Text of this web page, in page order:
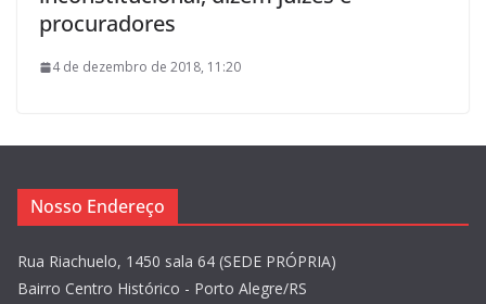
procuradores
4 de dezembro de 2018, 11:20
Nosso Endereço
Rua Riachuelo, 1450 sala 64 (SEDE PRÓPRIA)
Bairro Centro Histórico - Porto Alegre/RS